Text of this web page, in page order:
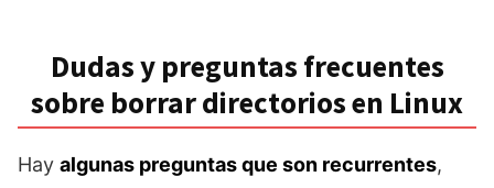
Dudas y preguntas frecuentes
sobre borrar directorios en Linux
Hay algunas preguntas que son recurrentes,